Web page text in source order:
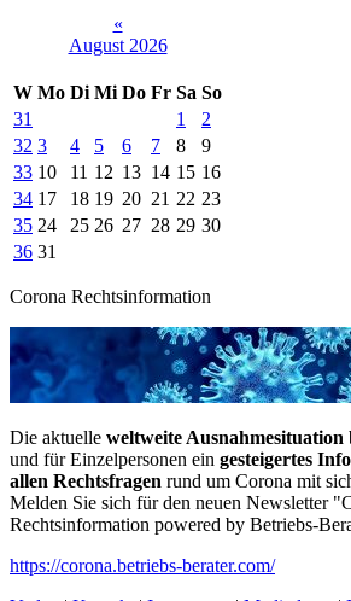
«
August 2026
W Mo Di Mi Do Fr Sa So
31
1
2
32 3 4 5 6 7 8
9
33 10 11 12 13 14 15 16
34 17 18 19 20 21 22 23
35 24 25 26 27 28 29 30
36 31
Corona Rechtsinformation
Die aktuelle weltweite Ausnahmesituation
und für Einzelpersonen ein gesteigertes
allen Rechtsfragen rund um Corona mit
Melden Sie sich für den neuen Newsletter
Rechtsinformation powered by Betriebs-
https://corona.betriebs-berater.com/